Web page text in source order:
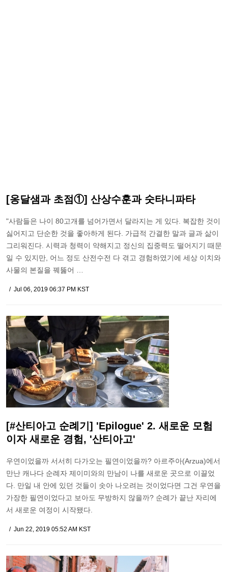
[옹달샘과 초점①] 산상수훈과 숫타니파타
"사람들은 나이 80고개를 넘어가면서 달라지는 게 있다. 복잡한 것이
싫어지고 단순한 것을 좋아하게 된다. 가급적 간결한 말과 글과 삶이
그리워진다. 시력과 청력이 약해지고 정신의 집중력도 떨어지기 때문
일 수 있지만, 어느 정도 산전수전 다 겪고 경험하였기에 세상 이치와
사물의 본질을 꿰뚫어 …
Jul 06, 2019 06:37 PM KST
[#산티아고 순례기] 'Epilogue' 2. 새로운 모험
이자 새로운 경험, '산티아고'
우연이었을까 서서히 다가오는 필연이었을까? 아르주아(Arzua)에서
만난 캐나다 순례자 제이미와의 만남이 나를 새로운 곳으로 이끌었
다. 만일 내 안에 있던 것들이 솟아 나오려는 것이었다면 그건 우연을
가장한 필연이었다고 보아도 무방하지 않을까? 순례가 끝난 자리에
서 새로운 여정이 시작됐다.
Jun 22, 2019 05:52 AM KST